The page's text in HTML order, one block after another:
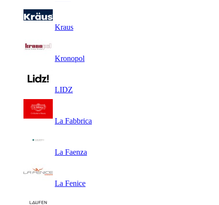
Kraus
Kronopol
LIDZ
La Fabbrica
La Faenza
La Fenice